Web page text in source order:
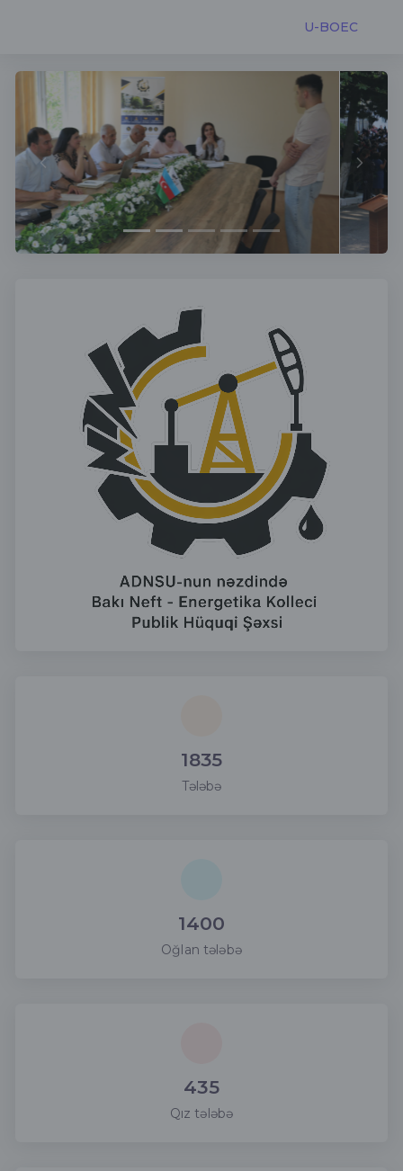
U-BOEC
Previous Next
1835
Tələbə
1400
Oğlan tələbə
435
Qız tələbə